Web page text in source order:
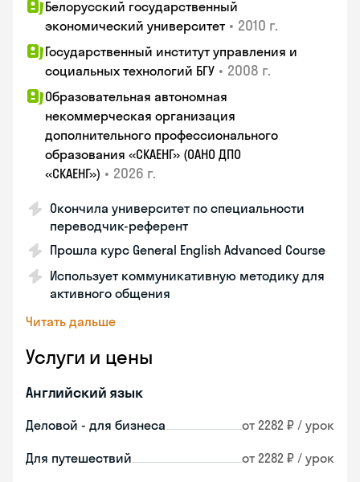
Белорусский государственный
экономический университет • 2010 г.
Государственный институт управления и
социальных технологий БГУ • 2008 г.
Образовательная автономная
некоммерческая организация
дополнительного профессионального
образования «СКАЕНГ» (ОАНО ДПО
«СКАЕНГ») • 2026 г.
Окончила университет по специальности
переводчик-референт
Прошла курс General English Advanced Course
Использует коммуникативную методику для
активного общения
Читать дальше
Услуги и цены
Английский язык
Деловой - для бизнеса от 2282 ₽ / урок
Для путешествий от 2282 ₽ / урок